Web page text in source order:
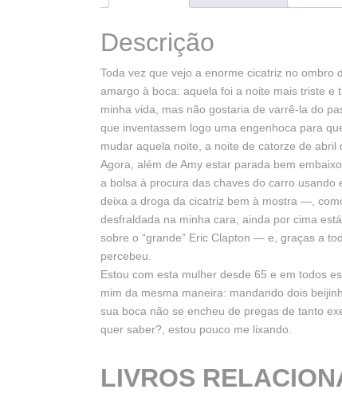
Descrição
Toda vez que vejo a enorme cicatriz no ombro
amargo à boca: aquela foi a noite mais triste e
minha vida, mas não gostaria de varrê-la do
que inventassem logo uma engenhoca para
mudar aquela noite, a noite de catorze de abril
Agora, além de Amy estar parada bem
a bolsa à procura das chaves do carro
deixa a droga da cicatriz bem à mostra —,
desfraldada na minha cara, ainda por cima
sobre o “grande” Eric Clapton — e, graças a
percebeu.
Estou com esta mulher desde 65 e em todos
mim da mesma maneira: mandando dois
sua boca não se encheu de pregas de tanto
quer saber?, estou pouco me lixando.
LIVROS